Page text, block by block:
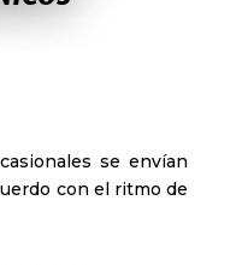
se envían
con el ritmo de